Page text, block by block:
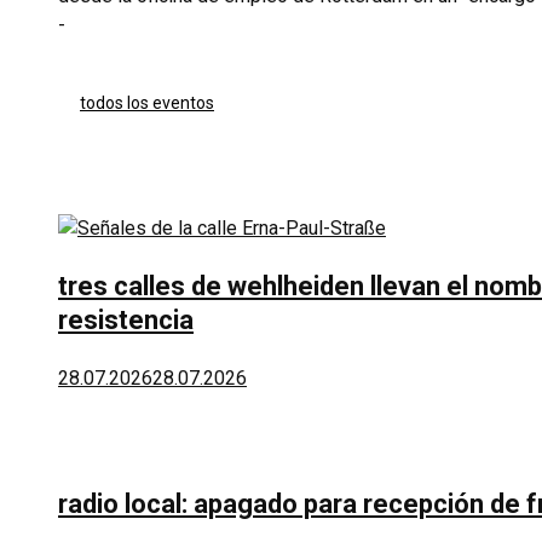
-
todos los eventos
tres calles de wehlheiden llevan el
resistencia
28.07.202628.07.2026
radio local: apagado para recepción de